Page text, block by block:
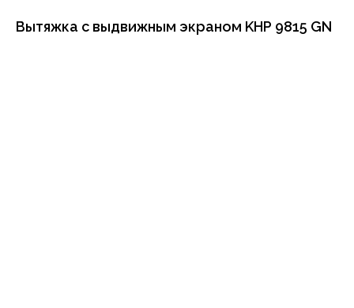
Вытяжка с выдвижным экраном KHP 9815 GN